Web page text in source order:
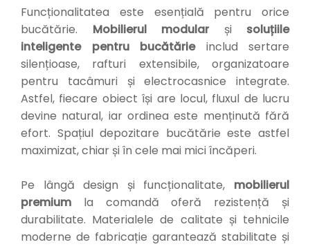
Funcționalitatea este esențială pentru orice
bucătărie. Mobilierul modularși soluțiile
inteligente pentru bucătărieinclud sertare
silențioase, rafturi extensibile, organizatoare
pentru tacâmuri și electrocasnice integrate.
Astfel, fiecare obiect își are locul, fluxul de lucru
devine natural, iar ordinea este menținută fără
efort. Spațiul depozitare bucătărie este astfel
maximizat, chiar și în cele mai mici încăperi.
Pe lângă design și funcționalitate, mobilierul
premium la comandă oferă rezistență și
durabilitate. Materialele de calitate și tehnicile
moderne de fabricație garantează stabilitate și